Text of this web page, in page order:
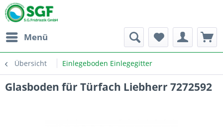
Menü
Übersicht Einlegeboden Einlegegitter
Glasboden für Türfach Liebherr 7272592